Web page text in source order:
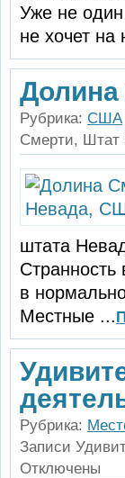
Уже не один
не хочет на
Рубрика: США
Смерти,
штата
в
Местные ...
Рубрика:
Записи
Отключены